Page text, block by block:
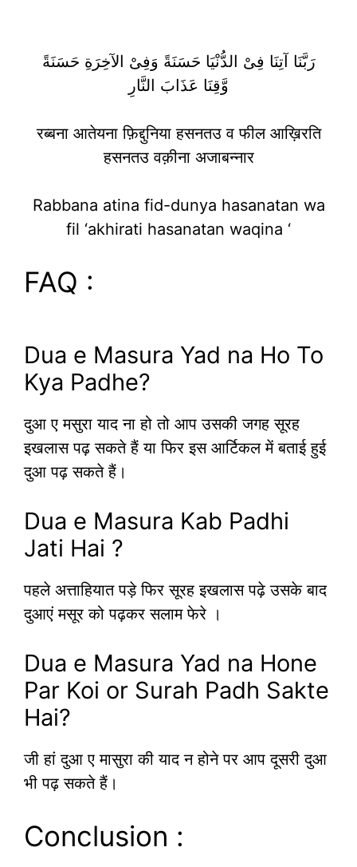
رَبَّنَا آتِنَا فِىْ الدُّنْيَا حَسَنَةً وَفِىْ الآخِرَةِ حَسَنَةً
وَّقِنَا عَذَابَ النَّارِ
रब्बना आतेयना फ़िद्दुनिया हसनतउ व फील आख़िरति
हसनतउ वक़ीना अजाबन्नार
Rabbana atina fid-dunya hasanatan wa
fil ‘akhirati hasanatan waqina ‘
FAQ :
Dua e Masura Yad na Ho To
Kya Padhe?
दुआ ए मसुरा याद ना हो तो आप उसकी जगह सूरह
इखलास पढ़ सकते हैं या फिर इस आर्टिकल में बताई हुई
दुआ पढ़ सकते हैं।
Dua e Masura Kab Padhi
Jati Hai ?
पहले अत्ताहियात पड़े फिर सूरह इखलास पढ़े उसके बाद
दुआएं मसूर को पढ़कर सलाम फेरे ।
Dua e Masura Yad na Hone
Par Koi or Surah Padh Sakte
Hai?
जी हां दुआ ए मासुरा की याद न होने पर आप दूसरी दुआ
भी पढ़ सकते हैं।
Conclusion :